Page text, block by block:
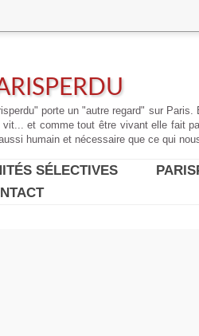
porte un "autre regard" sur
vit... et comme tout être vivant elle fait
humain et nécessaire que ce qui
SÉLECTIVES